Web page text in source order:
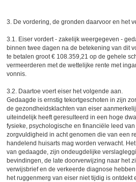
3. De vordering, de gronden daarvoor en het
3.1. Eiser vordert - zakelijk weergegeven -
binnen twee dagen na de betekening van dit
te betalen groot € 108.359,21 op de gehele
vermeerderen met de wettelijke rente met
vonnis.
3.2. Daartoe voert eiser het volgende aan.
Gedaagde is ernstig tekortgeschoten in zijn
de gezondheidsklachten van eiser
uiteindelijk heeft geresulteerd in een hoge
fysieke, psychologische en financiële leed
zorgvuldigheid in acht genomen die van een
handelend huisarts mag worden verwacht.
van gedaagde, zijn ondeugdelijke
bevindingen, de late doorverwijzing naar het
verwijsbrief en de verkeerde diagnose
het ruggenmerg van eiser niet tijdig is ontdekt